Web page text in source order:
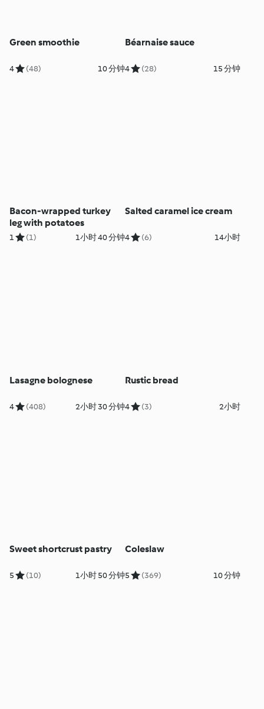
Green smoothie
4 (48) 10 分钟
Béarnaise sauce
4 (28) 15 分钟
Bacon-wrapped turkey
leg with potatoes
1 (1) 1小时 40 分钟
Salted caramel ice cream
4 (6) 14小时
Lasagne bolognese
4 (408) 2小时 30 分钟
Rustic bread
4 (3) 2小时
Sweet shortcrust pastry
5 (10) 1小时 50 分钟
Coleslaw
5 (369) 10 分钟